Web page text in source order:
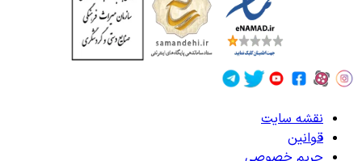
نقشه سایت
قوانین